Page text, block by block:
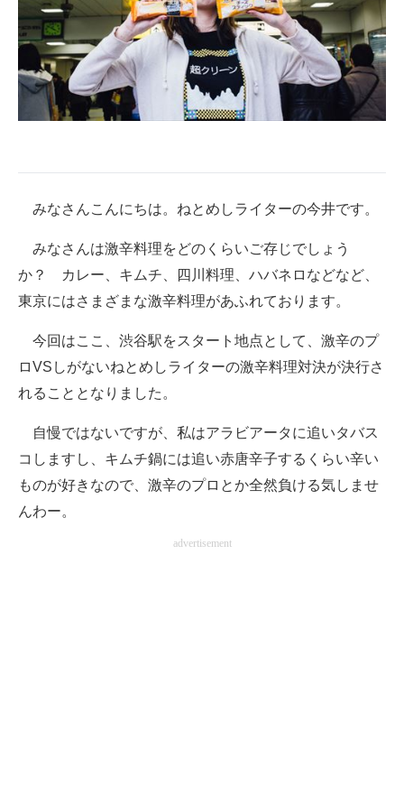
ビジネスと働き方のヒント
AI活用のいまが分かる
企業ITのトレンドを詳説
IT製品の技術・比較・事例
製造業のIT導入・活用を支援
電子設計の基本と応用
建設×テクノロジーの最前線
みなさんこんにちは。ねとめしライターの今井です。
みなさんは激辛料理をどのくらいご存じでしょう
か？ カレー、キムチ、四川料理、ハバネロなどなど、
東京にはさまざまな激辛料理があふれております。
今回はここ、渋谷駅をスタート地点として、激辛のプ
ロVSしがないねとめしライターの激辛料理対決が決行さ
れることとなりました。
自慢ではないですが、私はアラビアータに追いタバス
コしますし、キムチ鍋には追い赤唐辛子するくらい辛い
ものが好きなので、激辛のプロとか全然負ける気しませ
んわー。
advertisement